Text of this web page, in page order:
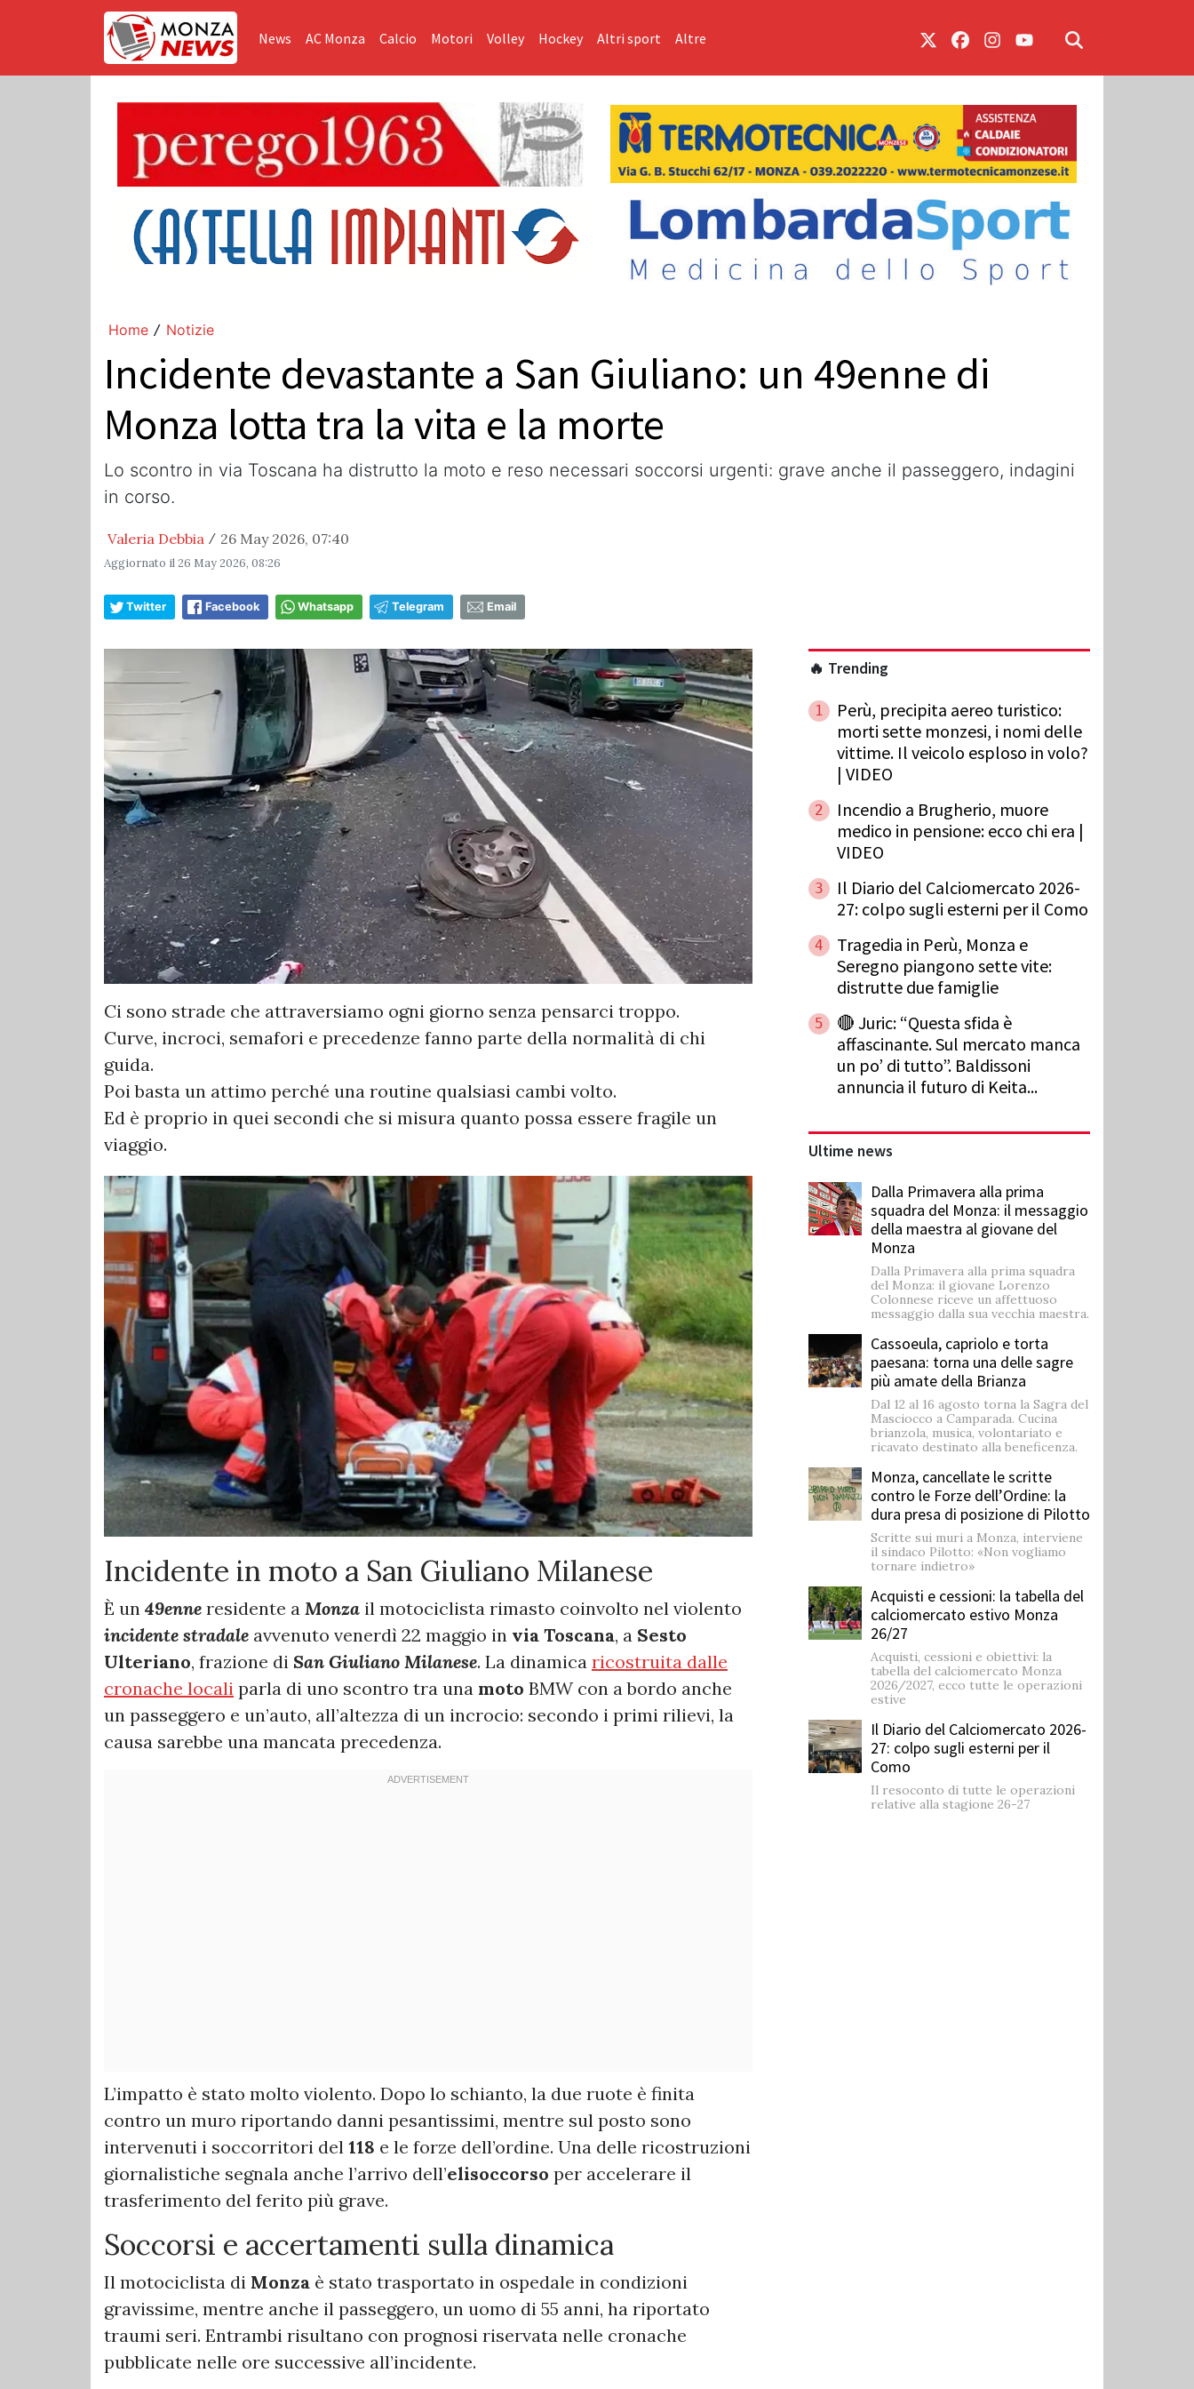
News AC Monza Calcio Motori Volley Hockey Altri sport Altre
Home / Notizie
Incidente devastante a San Giuliano: un 49enne di
Monza lotta tra la vita e la morte
Lo scontro in via Toscana ha distrutto la moto e reso necessari soccorsi urgenti: grave anche il passeggero, indagini
in corso.
Valeria Debbia / 26 May 2026, 07:40
Aggiornato il26 May 2026, 08:26
Twitter Facebook Whatsapp Telegram Email
Ci sono strade che attraversiamo ogni giorno senza pensarci troppo.
Curve, incroci, semafori e precedenze fanno parte della normalità di chi
guida.
Poi basta un attimo perché una routine qualsiasi cambi volto.
Ed è proprio in quei secondi che si misura quanto possa essere fragile un
viaggio.
Incidente in moto a San Giuliano Milanese
È un 49enne residente a Monza il motociclista rimasto coinvolto nel violento
incidente stradale avvenuto venerdì 22 maggio in via Toscana, a Sesto
Ulteriano, frazione di San Giuliano Milanese. La dinamica ricostruita dalle
cronache locali parla di uno scontro tra una moto BMW con a bordo anche
un passeggero e un’auto, all’altezza di un incrocio: secondo i primi rilievi, la
causa sarebbe una mancata precedenza.
L’impatto è stato molto violento. Dopo lo schianto, la due ruote è finita
contro un muro riportando danni pesantissimi, mentre sul posto sono
intervenuti i soccorritori del 118 e le forze dell’ordine. Una delle ricostruzioni
giornalistiche segnala anche l’arrivo dell’elisoccorso per accelerare il
trasferimento del ferito più grave.
Soccorsi e accertamenti sulla dinamica
Il motociclista di Monza è stato trasportato in ospedale in condizioni
gravissime, mentre anche il passeggero, un uomo di 55 anni, ha riportato
traumi seri. Entrambi risultano con prognosi riservata nelle cronache
pubblicate nelle ore successive all’incidente.
🔥 Trending
1
Perù, precipita aereo turistico:
morti sette monzesi, i nomi delle
vittime. Il veicolo esploso in volo?
| VIDEO
2
Incendio a Brugherio, muore
medico in pensione: ecco chi era |
VIDEO
3
Il Diario del Calciomercato 2026-
27: colpo sugli esterni per il Como
4
Tragedia in Perù, Monza e
Seregno piangono sette vite:
distrutte due famiglie
5
🔴 Juric: “Questa sfida è
affascinante. Sul mercato manca
un po’ di tutto”. Baldissoni
annuncia il futuro di Keita...
Ultime news
Dalla Primavera alla prima
squadra del Monza: il messaggio
della maestra al giovane del
Monza
Dalla Primavera alla prima squadra
del Monza: il giovane Lorenzo
Colonnese riceve un affettuoso
messaggio dalla sua vecchia maestra.
Cassoeula, capriolo e torta
paesana: torna una delle sagre
più amate della Brianza
Dal 12 al 16 agosto torna la Sagra del
Masciocco a Camparada. Cucina
brianzola, musica, volontariato e
ricavato destinato alla beneficenza.
Monza, cancellate le scritte
contro le Forze dell’Ordine: la
dura presa di posizione di Pilotto
Scritte sui muri a Monza, interviene
il sindaco Pilotto: «Non vogliamo
tornare indietro»
Acquisti e cessioni: la tabella del
calciomercato estivo Monza
26/27
Acquisti, cessioni e obiettivi: la
tabella del calciomercato Monza
2026/2027, ecco tutte le operazioni
estive
Il Diario del Calciomercato 2026-
27: colpo sugli esterni per il
Como
Il resoconto di tutte le operazioni
relative alla stagione 26-27